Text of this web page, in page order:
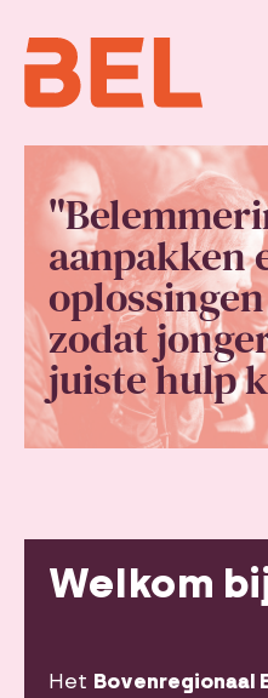
aanpakken
zodat
juiste hulp
Welkom
Het Bovenregionaal